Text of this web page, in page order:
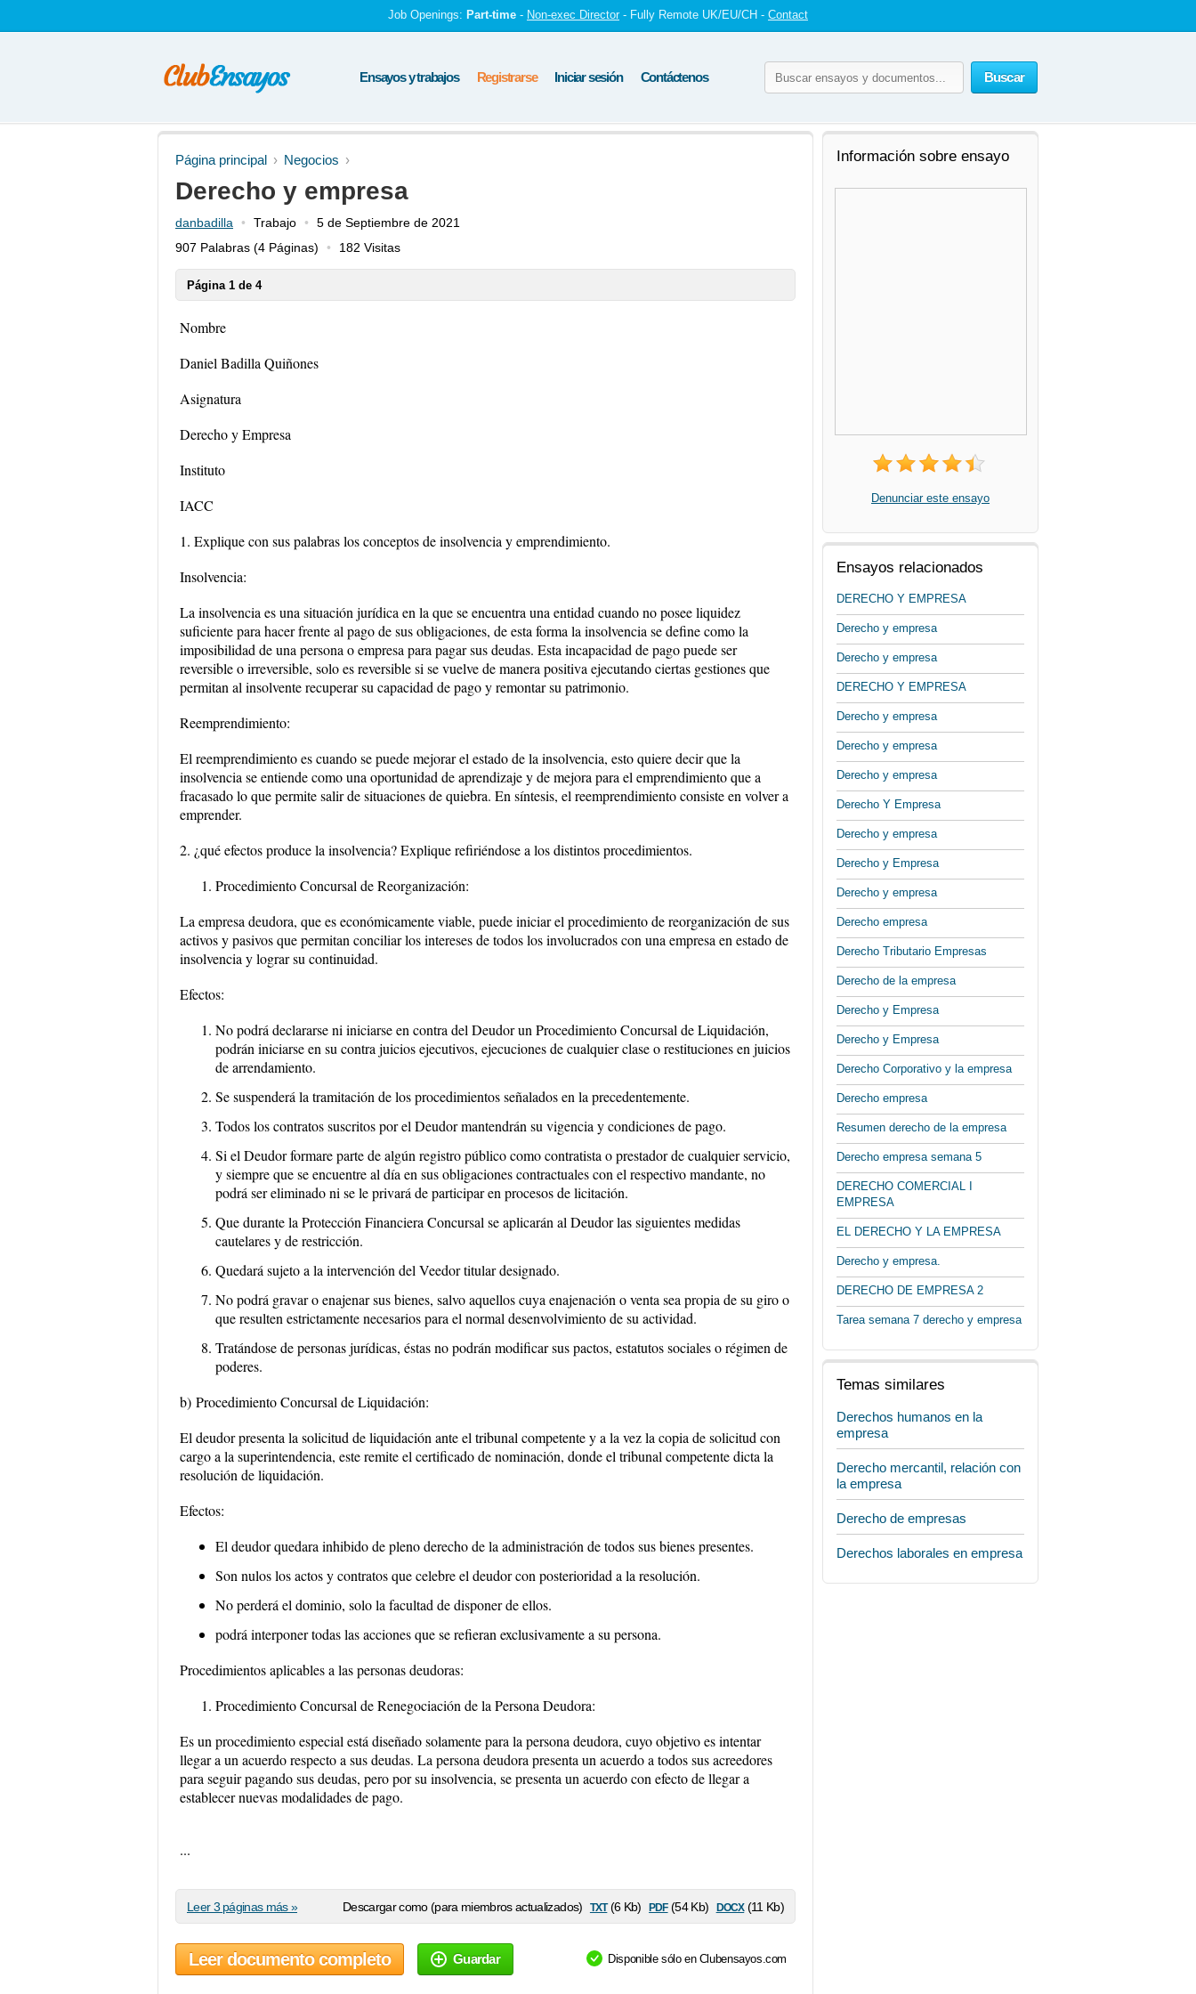
Job Openings: Part-time - Non-exec Director - Fully Remote UK/EU/CH - Contact
Buscar
Ensayos y trabajos Registrarse Iniciar sesión Contáctenos
Página principal Negocios
Derecho y empresa
danbadilla Trabajo
5 de Septiembre de 2021
907 Palabras (4 Páginas) 182 Visitas
Página 1 de 4
Nombre
Daniel Badilla Quiñones
Asignatura
Derecho y Empresa
Instituto
IACC
1. Explique con sus palabras los conceptos de insolvencia y emprendimiento.
Insolvencia:
La insolvencia es una situación jurídica en la que se encuentra una entidad cuando no posee liquidez
suficiente para hacer frente al pago de sus obligaciones, de esta forma la insolvencia se define como la
imposibilidad de una persona o empresa para pagar sus deudas. Esta incapacidad de pago puede ser
reversible o irreversible, solo es reversible si se vuelve de manera positiva ejecutando ciertas gestiones que
permitan al insolvente recuperar su capacidad de pago y remontar su patrimonio.
Reemprendimiento:
El reemprendimiento es cuando se puede mejorar el estado de la insolvencia, esto quiere decir que la
insolvencia se entiende como una oportunidad de aprendizaje y de mejora para el emprendimiento que a
fracasado lo que permite salir de situaciones de quiebra. En síntesis, el reemprendimiento consiste en volver a
emprender.
2. ¿qué efectos produce la insolvencia? Explique refiriéndose a los distintos procedimientos.
Procedimiento Concursal de Reorganización:
La empresa deudora, que es económicamente viable, puede iniciar el procedimiento de reorganización de sus
activos y pasivos que permitan conciliar los intereses de todos los involucrados con una empresa en estado de
insolvencia y lograr su continuidad.
Efectos:
No podrá declararse ni iniciarse en contra del Deudor un Procedimiento Concursal de Liquidación,
podrán iniciarse en su contra juicios ejecutivos, ejecuciones de cualquier clase o restituciones en juicios
de arrendamiento.
Se suspenderá la tramitación de los procedimientos señalados en la precedentemente.
Todos los contratos suscritos por el Deudor mantendrán su vigencia y condiciones de pago.
Si el Deudor formare parte de algún registro público como contratista o prestador de cualquier servicio,
y siempre que se encuentre al día en sus obligaciones contractuales con el respectivo mandante, no
podrá ser eliminado ni se le privará de participar en procesos de licitación.
Que durante la Protección Financiera Concursal se aplicarán al Deudor las siguientes medidas
cautelares y de restricción.
Quedará sujeto a la intervención del Veedor titular designado.
No podrá gravar o enajenar sus bienes, salvo aquellos cuya enajenación o venta sea propia de su giro o
que resulten estrictamente necesarios para el normal desenvolvimiento de su actividad.
Tratándose de personas jurídicas, éstas no podrán modificar sus pactos, estatutos sociales o régimen de
poderes.
b) Procedimiento Concursal de Liquidación:
El deudor presenta la solicitud de liquidación ante el tribunal competente y a la vez la copia de solicitud con
cargo a la superintendencia, este remite el certificado de nominación, donde el tribunal competente dicta la
resolución de liquidación.
Efectos:
El deudor quedara inhibido de pleno derecho de la administración de todos sus bienes presentes.
Son nulos los actos y contratos que celebre el deudor con posterioridad a la resolución.
No perderá el dominio, solo la facultad de disponer de ellos.
podrá interponer todas las acciones que se refieran exclusivamente a su persona.
Procedimientos aplicables a las personas deudoras:
Procedimiento Concursal de Renegociación de la Persona Deudora:
Es un procedimiento especial está diseñado solamente para la persona deudora, cuyo objetivo es intentar
llegar a un acuerdo respecto a sus deudas. La persona deudora presenta un acuerdo a todos sus acreedores
para seguir pagando sus deudas, pero por su insolvencia, se presenta un acuerdo con efecto de llegar a
establecer nuevas modalidades de pago.
...
Descargar como (para miembros actualizados) txt(6 Kb) pdf(54 Kb) docx(11 Kb)
Leer 3 páginas más »
Leer documento completo Guardar Disponible sólo en Clubensayos.com
Información sobre ensayo
Denunciar este ensayo
Ensayos relacionados
DERECHO Y EMPRESA
Derecho y empresa
Derecho y empresa
DERECHO Y EMPRESA
Derecho y empresa
Derecho y empresa
Derecho y empresa
Derecho Y Empresa
Derecho y empresa
Derecho y Empresa
Derecho y empresa
Derecho empresa
Derecho Tributario Empresas
Derecho de la empresa
Derecho y Empresa
Derecho y Empresa
Derecho Corporativo y la empresa
Derecho empresa
Resumen derecho de la empresa
Derecho empresa semana 5
DERECHO COMERCIAL I
EMPRESA
EL DERECHO Y LA EMPRESA
Derecho y empresa.
DERECHO DE EMPRESA 2
Tarea semana 7 derecho y empresa
Temas similares
Derechos humanos en la
empresa
Derecho mercantil, relación con
la empresa
Derecho de empresas
Derechos laborales en empresa